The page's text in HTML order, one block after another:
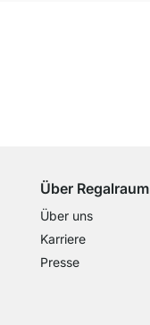
Über Regalraum
Über uns
Karriere
Presse